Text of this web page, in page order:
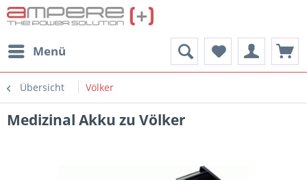
Menü
Übersicht Völker
Medizinal Akku zu Völker